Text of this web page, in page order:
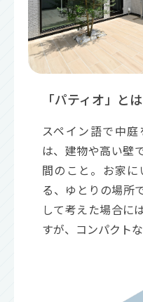
「パティオ」とは
スペイン語で中庭
は、建物や高い壁
間のこと。お家
る、ゆとりの場所
して考えた場合に
すが、コンパクト